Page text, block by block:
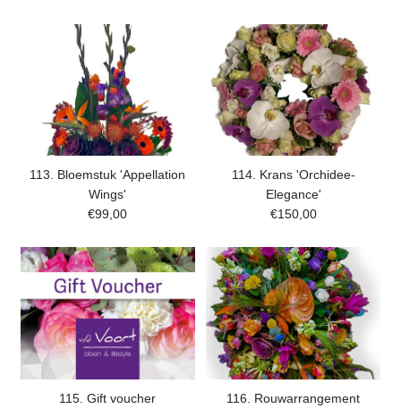
113. Bloemstuk 'Appellation
Wings'
€99,00
114. Krans 'Orchidee-
Elegance'
€150,00
115. Gift voucher
116. Rouwarrangement